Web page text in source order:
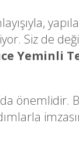
Siz de
Yeminli
önemlidir.